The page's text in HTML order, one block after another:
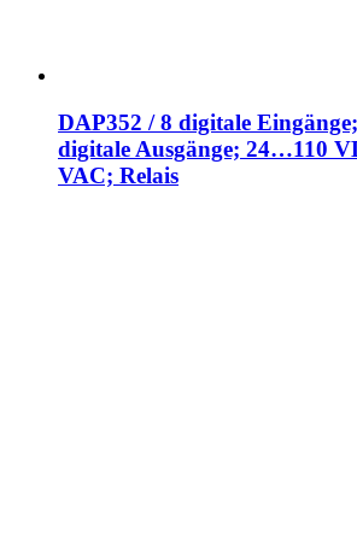
DAP352 / 8 digitale
digitale Ausgänge; 24…110
VAC; Relais